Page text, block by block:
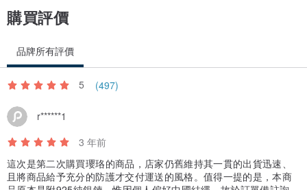
購買評價
品牌所有評價
5 (497)
r******1
3 年前
這次是第二次購買瓔珞的商品，店家仍舊維持其一貫的出貨迅速、
且將商品給予充分的防護才交付運送的風格。值得一提的是，本商